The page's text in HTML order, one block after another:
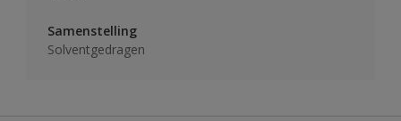
Samenstelling
Solventgedragen